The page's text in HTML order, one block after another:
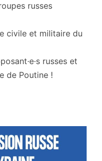
russes
civile et militaire du
russes et
de Poutine !